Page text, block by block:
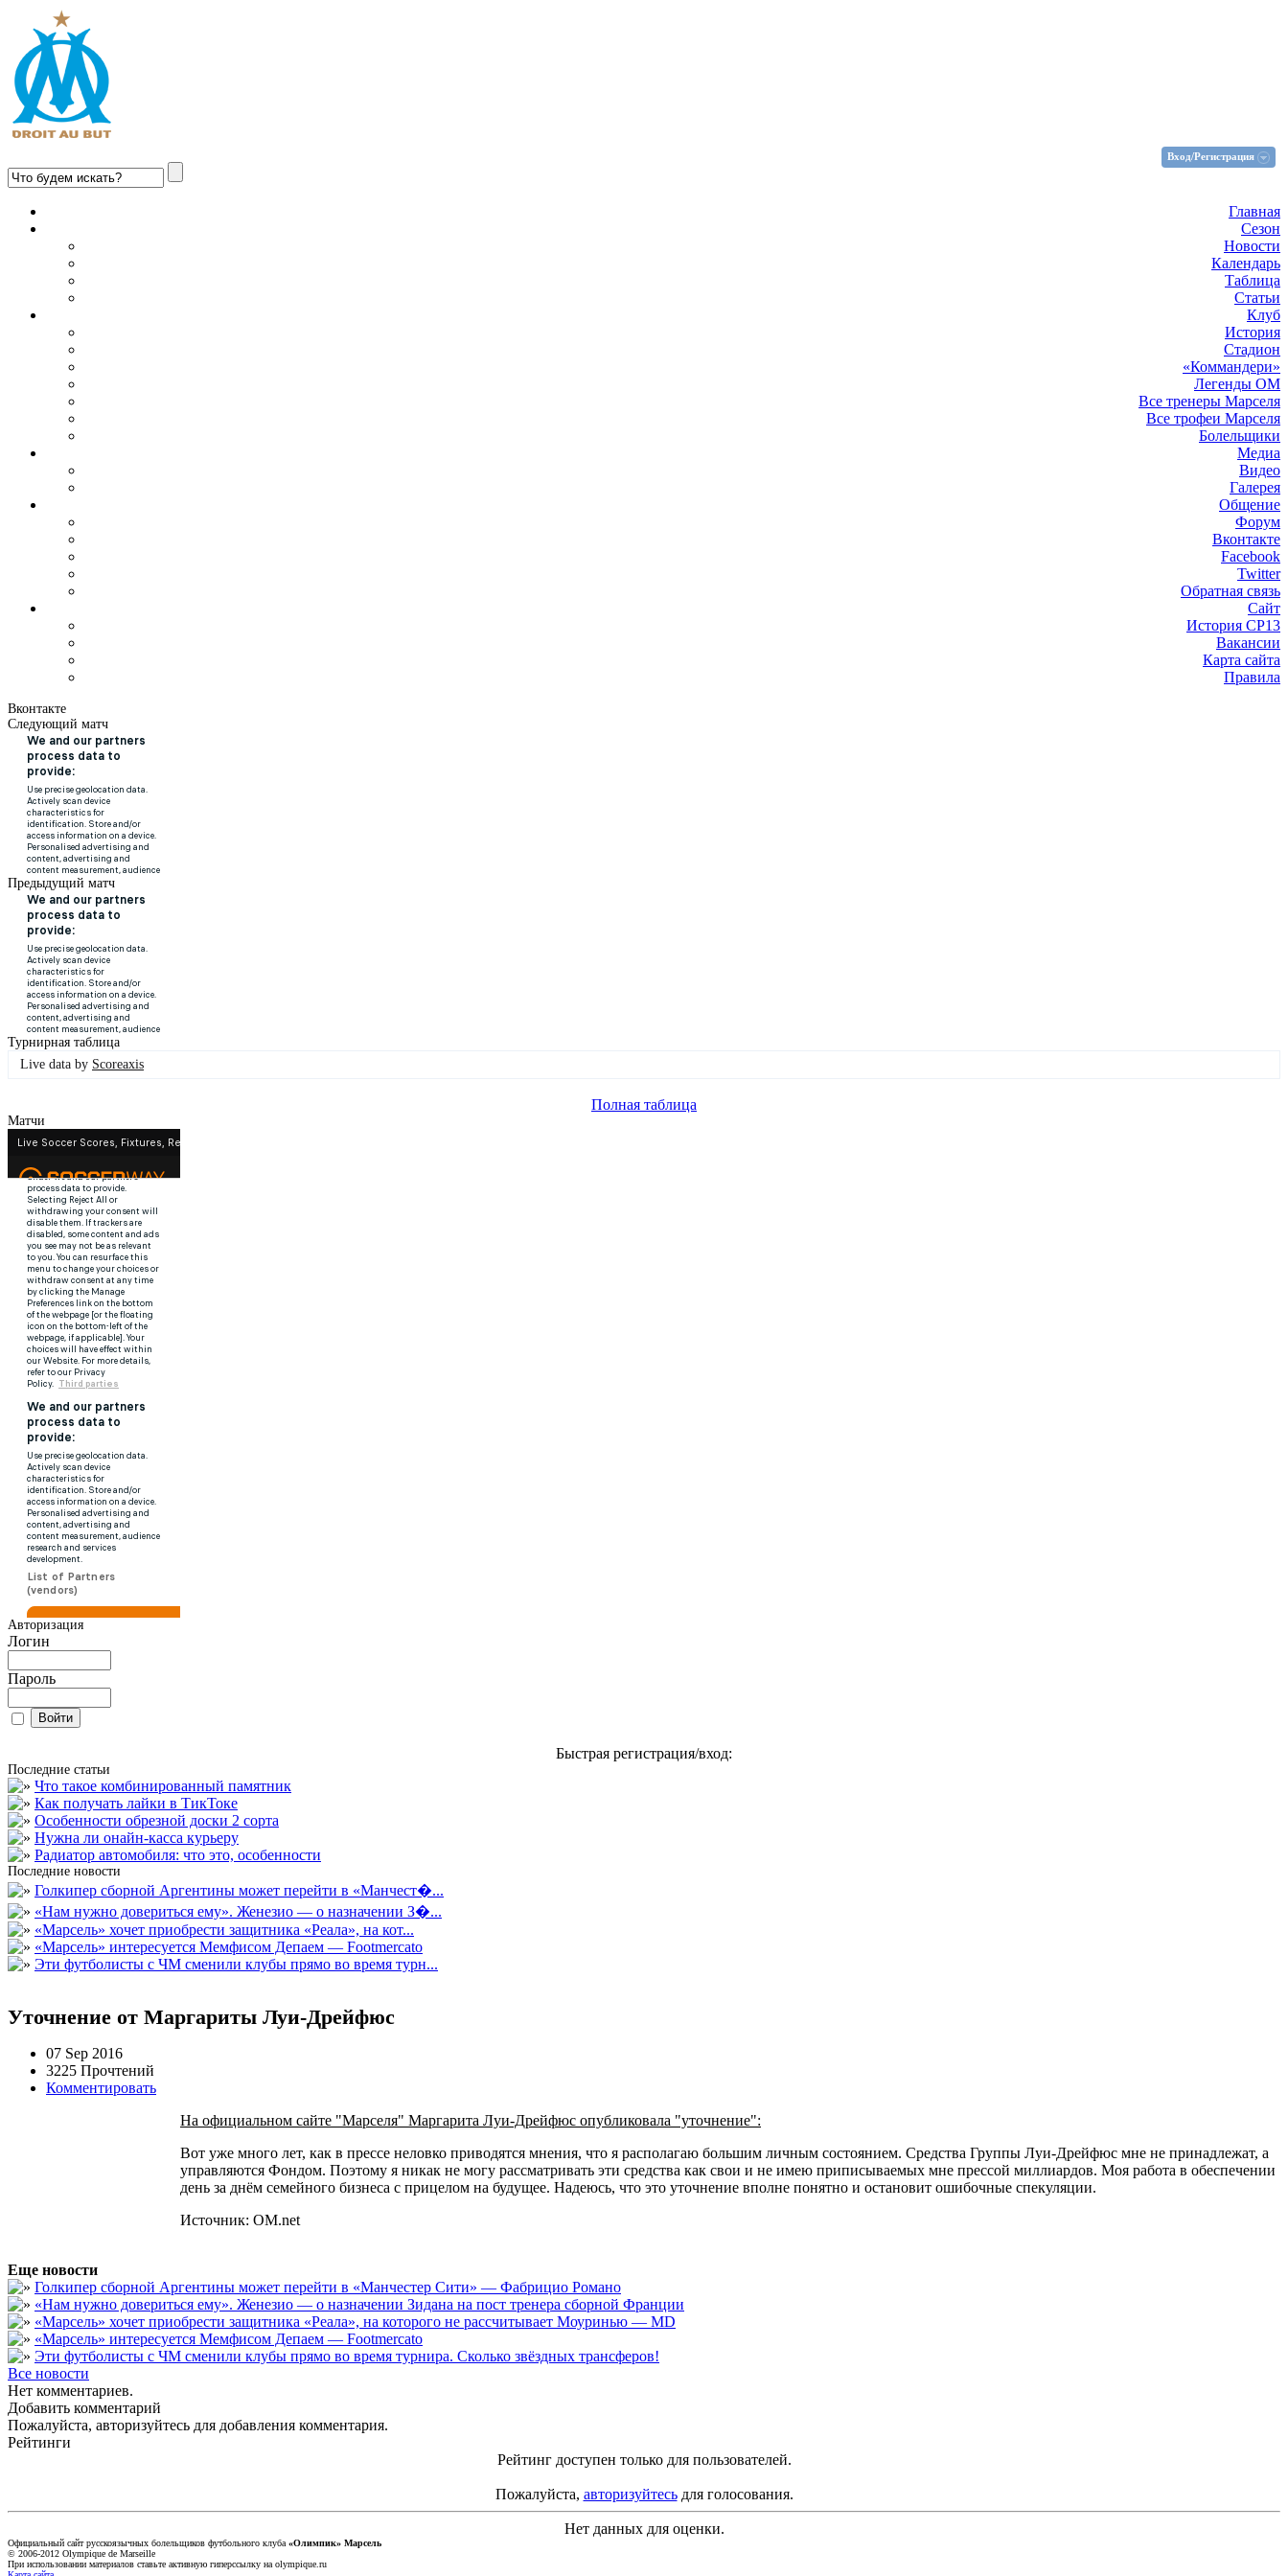
Вход/Регистрация
Главная
Сезон
Новости
Календарь
Таблица
Статьи
Клуб
История
Стадион
«Коммандери»
Легенды ОМ
Все тренеры Марселя
Все трофеи Марселя
Болельщики
Медиа
Видео
Галерея
Общение
Форум
Вконтакте
Facebook
Twitter
Обратная связь
Сайт
История СР13
Вакансии
Карта сайта
Правила
Вконтакте
Следующий матч
Предыдущий матч
Турнирная таблица
Live data by Scoreaxis
Полная таблица
Матчи
Авторизация
Логин
Пароль
Быстрая регистрация/вход:
Последние статьи
Что такое комбинированный памятник
Как получать лайки в ТикТоке
Особенности обрезной доски 2 сорта
Нужна ли онайн-касса курьеру
Радиатор автомобиля: что это, особенности
Последние новости
Голкипер сборной Аргентины может перейти в «Манчест�...
«Нам нужно довериться ему». Женезио — о назначении З�...
«Марсель» хочет приобрести защитника «Реала», на кот...
«Марсель» интересуется Мемфисом Депаем — Footmercato
Эти футболисты с ЧМ сменили клубы прямо во время турн...
Уточнение от Маргариты Луи-Дрейфюс
07 Sep 2016
3225 Прочтений
Комментировать
На официальном сайте "Марселя" Маргарита Луи-Дрейфюс опубликовала "уточнение":
Вот уже много лет, как в прессе неловко приводятся мнения, что я располагаю большим личным состоянием. Средства Группы Луи-Дрейфюс мне не принадлежат, а
управляются Фондом. Поэтому я никак не могу рассматривать эти средства как свои и не имею приписываемых мне прессой миллиардов. Моя работа в обеспечении
день за днём семейного бизнеса с прицелом на будущее. Надеюсь, что это уточнение вполне понятно и остановит ошибочные спекуляции.
Источник: OM.net
Еще новости
Голкипер сборной Аргентины может перейти в «Манчестер Сити» — Фабрицио Романо
«Нам нужно довериться ему». Женезио — о назначении Зидана на пост тренера сборной Франции
«Марсель» хочет приобрести защитника «Реала», на которого не рассчитывает Моуринью — MD
«Марсель» интересуется Мемфисом Депаем — Footmercato
Эти футболисты с ЧМ сменили клубы прямо во время турнира. Сколько звёздных трансферов!
Все новости
Нет комментариев.
Добавить комментарий
Пожалуйста, авторизуйтесь для добавления комментария.
Рейтинги
Рейтинг доступен только для пользователей.
Пожалуйста, авторизуйтесьдля голосования.
Нет данных для оценки.
Официальный сайт русскоязычных болельщиков футбольного клуба «Олимпик» Марсель
© 2006-2012 Olympique de Marseille
При использовании материалов ставьте активную гиперссылку на olympique.ru